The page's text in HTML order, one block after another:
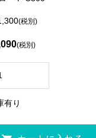
(税別)
(税別)
有り